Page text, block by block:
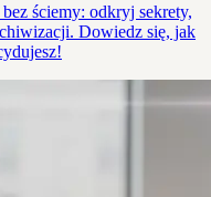
ściemy: odkryj sekrety,
Dowiedz się, jak